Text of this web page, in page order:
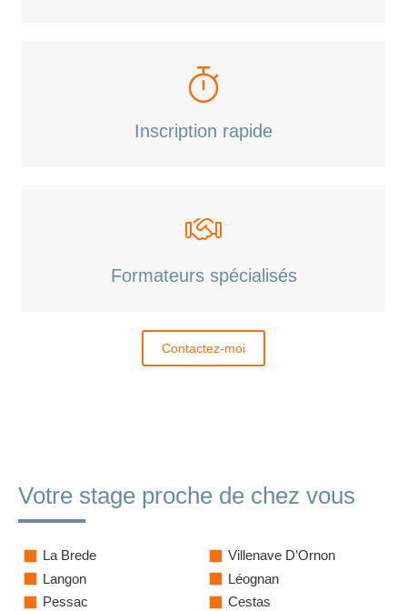
Inscription rapide
Formateurs spécialisés
Contactez-moi
Votre stage proche de chez vous
La Brede
Villenave D’Ornon
Langon
Léognan
Pessac
Cestas